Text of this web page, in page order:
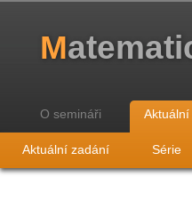
M
O semináři
Aktuální zadání Série